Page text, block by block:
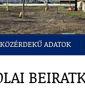
KÖZÉRDEKŰ ADATOK